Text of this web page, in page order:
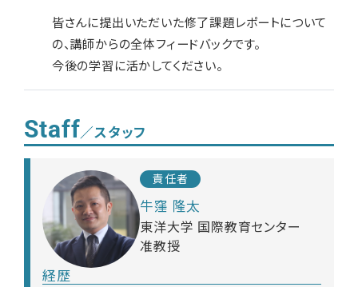
皆さんに提出いただいた修了課題レポートについて
の、講師からの全体フィードバックです。
今後の学習に活かしてください。
Staff／スタッフ
責任者
牛窪 隆太
東洋大学 国際教育センター
准教授
経歴